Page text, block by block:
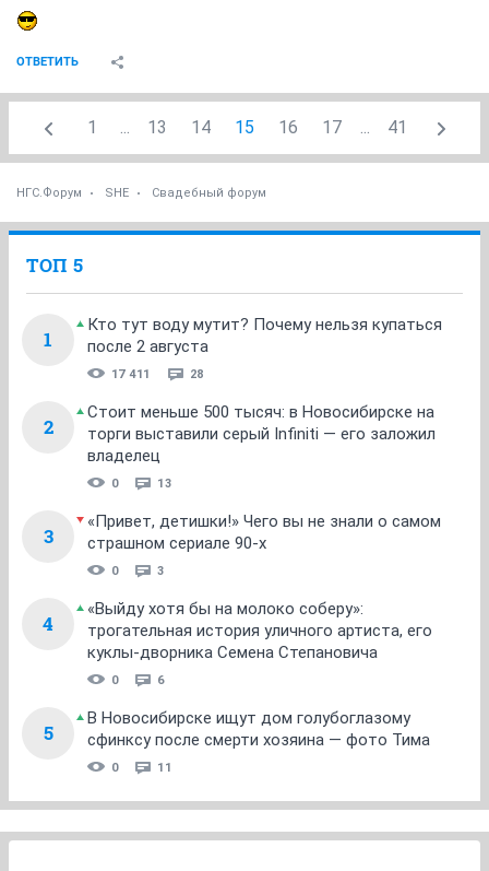
ОТВЕТИТЬ
1 ... 13 14 15 16 17 ... 41
НГС.Форум SHE Свадебный форум
ТОП 5
1
Кто тут воду мутит? Почему нельзя купаться
после 2 августа
17 411 28
2
Стоит меньше 500 тысяч: в Новосибирске на
торги выставили серый Infiniti — его заложил
владелец
0 13
3
«Привет, детишки!» Чего вы не знали о самом
страшном сериале 90-х
0 3
4
«Выйду хотя бы на молоко соберу»:
трогательная история уличного артиста, его
куклы-дворника Семена Степановича
0 6
5
В Новосибирске ищут дом голубоглазому
сфинксу после смерти хозяина — фото Тима
0 11